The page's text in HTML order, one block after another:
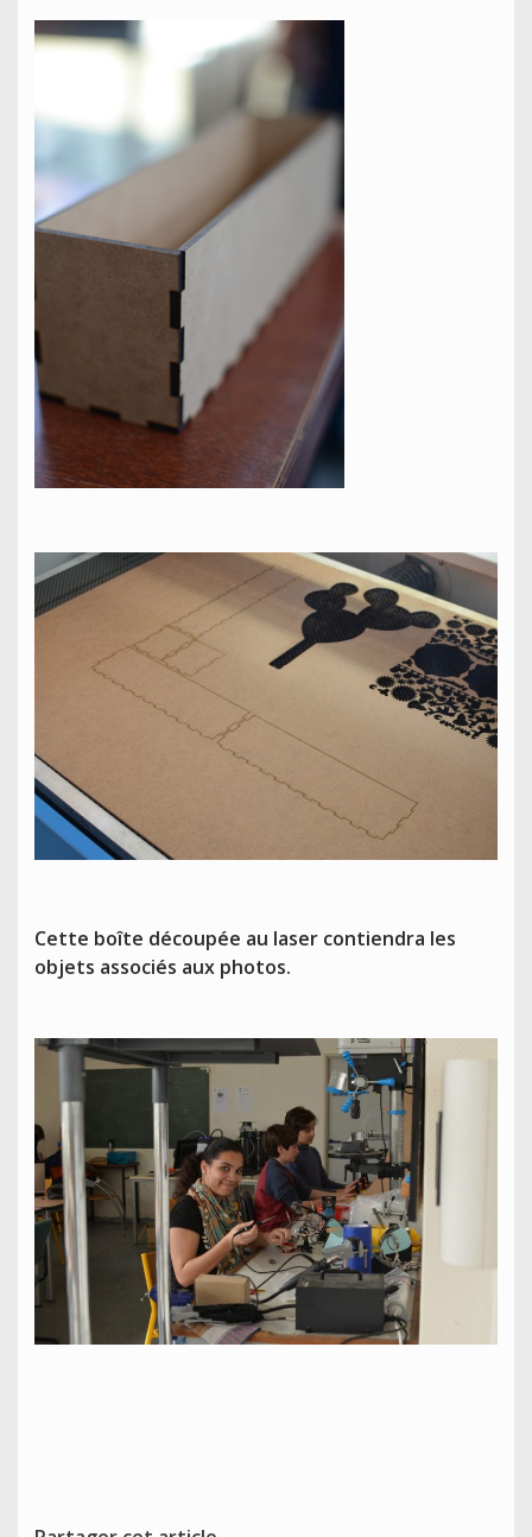
Cette boîte découpée au laser contiendra les
objets associés aux photos.